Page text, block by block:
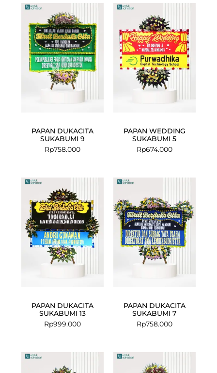
PAPAN DUKACITA
SUKABUMI 9
Rp758.000
PAPAN WEDDING
SUKABUMI 5
Rp674.000
PAPAN DUKACITA
SUKABUMI 13
Rp999.000
PAPAN DUKACITA
SUKABUMI 7
Rp758.000